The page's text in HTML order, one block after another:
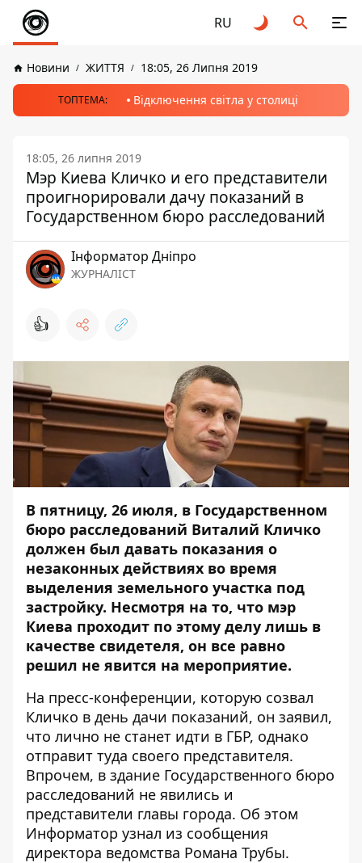
RU
Новини ЖИТТЯ 18:05, 26 Липня 2019
ТОПТЕМА: Відключення світла у столиці
18:05, 26 липня 2019
Мэр Киева Кличко и его представители
проигнорировали дачу показаний в
Государственном бюро расследований
Інформатор Дніпро
ЖУРНАЛІСТ
👍
В пятницу, 26 июля, в Государственном
бюро расследований Виталий Кличко
должен был давать показания о
незаконных действиях во время
выделения земельного участка под
застройку. Несмотря на то, что мэр
Киева проходит по этому делу лишь в
качестве свидетеля, он все равно
решил не явится на мероприятие.
На пресс-конференции, которую созвал
Кличко в день дачи показаний, он заявил,
что лично не станет идти в ГБР, однако
отправит туда своего представителя.
Впрочем, в здание Государственного бюро
расследований не явились и
представители главы города. Об этом
Информатор узнал из сообщения
директора ведомства Романа Трубы.